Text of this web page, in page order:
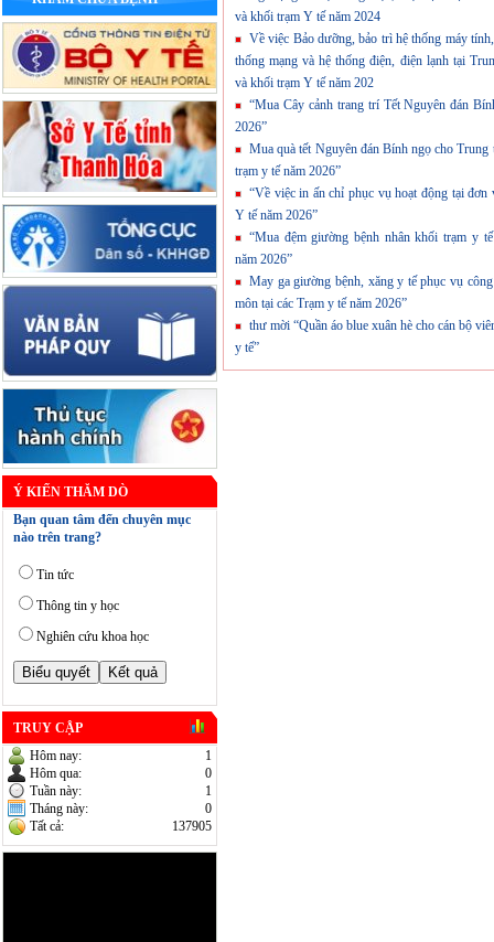
Ý KIẾN THĂM DÒ
Bạn quan tâm đến chuyên mục
nào trên trang?
Tin tức
Thông tin y học
Nghiên cứu khoa học
TRUY CẬP
Hôm nay:
1
Hôm qua:
0
Tuần này:
1
Tháng này:
0
Tất cả:
137905
và khối trạm Y tế năm 2024
Về việc Bảo dưỡng, bảo trì hệ thống máy
thống mạng và hệ thống điện, điện lạnh tại
và khối trạm Y tế năm 202
“Mua Cây cảnh trang trí Tết Nguyên đán
2026”
Mua quà tết Nguyên đán Bính ngọ cho Trung
trạm y tế năm 2026”
“Về việc in ấn chỉ phục vụ hoạt động tại đơn
Y tế năm 2026”
“Mua đệm giường bệnh nhân khối trạm y
năm 2026”
May ga giường bệnh, xăng y tế phục vụ công
môn tại các Trạm y tế năm 2026”
thư mời “Quần áo blue xuân hè cho cán bộ
y tế”